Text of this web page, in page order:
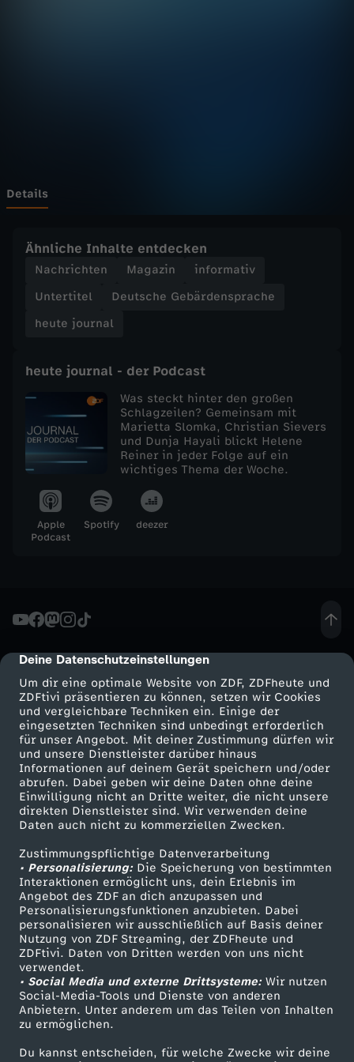
cmp-dialog-description
Deine Datenschutzeinstellungen
Um dir eine optimale Website von ZDF, ZDFheute und
ZDFtivi präsentieren zu können, setzen wir Cookies
und vergleichbare Techniken ein. Einige der
eingesetzten Techniken sind unbedingt erforderlich
für unser Angebot. Mit deiner Zustimmung dürfen wir
und unsere Dienstleister darüber hinaus
Informationen auf deinem Gerät speichern und/oder
abrufen. Dabei geben wir deine Daten ohne deine
Einwilligung nicht an Dritte weiter, die nicht unsere
direkten Dienstleister sind. Wir verwenden deine
Daten auch nicht zu kommerziellen Zwecken.
Zustimmungspflichtige Datenverarbeitung
• Personalisierung:Die Speicherung von bestimmten
Interaktionen ermöglicht uns, dein Erlebnis im
Angebot des ZDF an dich anzupassen und
Personalisierungsfunktionen anzubieten. Dabei
personalisieren wir ausschließlich auf Basis deiner
Nutzung von ZDF Streaming, der ZDFheute und
ZDFtivi. Daten von Dritten werden von uns nicht
verwendet.
• Social Media und externe Drittsysteme:Wir nutzen
Social-Media-Tools und Dienste von anderen
Anbietern. Unter anderem um das Teilen von Inhalten
zu ermöglichen.
Du kannst entscheiden, für welche Zwecke wir deine
-
e
u
j
o
u
r
a
l
v
o
m
2
7
.
0
7
.
2
Details
Ähnliche Inhalte entdecken
Nachrichten Magazin
informativ
Untertitel
Deutsche Gebärdensprache
heute journal
heute journal - der Podcast
Was steckt hinter den großen
Schlagzeilen? Gemeinsam mit
Marietta Slomka, Christian Sievers
und Dunja Hayali blickt Helene
Reiner in jeder Folge auf ein
wichtiges Thema der Woche.
Apple
Podcast
Spotify deezer
Mehr ZDF
ZDF-Apps
Smart TV
ZDFtext
Livestreams
Sendungen A-Z
TV-Programm
Service
ZDFmitreden
Kontakt zum ZDF
Tickets
Zuschauerservice
Hilfe
ZDF Unternehmen
Karriere